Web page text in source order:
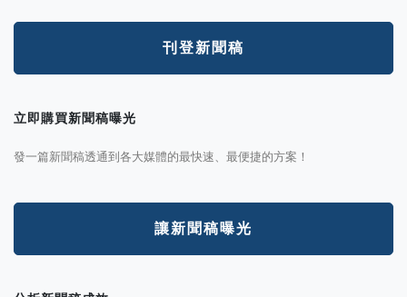
刊登新聞稿
立即購買新聞稿曝光
發一篇新聞稿透通到各大媒體的最快速、最便捷的方案！
讓新聞稿曝光